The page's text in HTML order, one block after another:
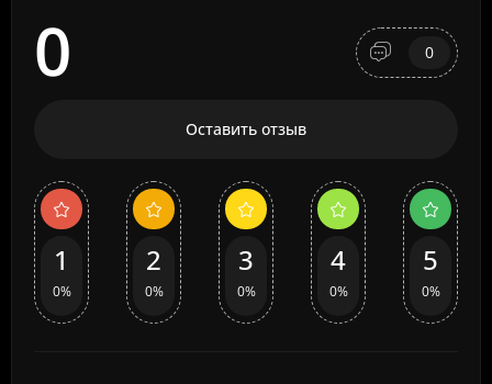
0 0
Оставить отзыв
1
0%
2
0%
3
0%
4
0%
5
0%